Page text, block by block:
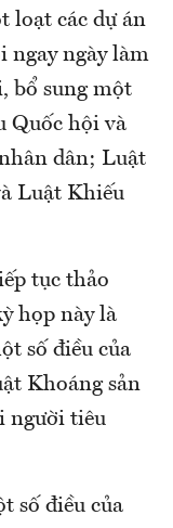
loạt các dự án
ngay ngày làm
bổ sung một
Quốc hội và
dân; Luật
Luật Khiếu
tục thảo
họp này là
số điều của
Khoáng sản
người tiêu
số điều của